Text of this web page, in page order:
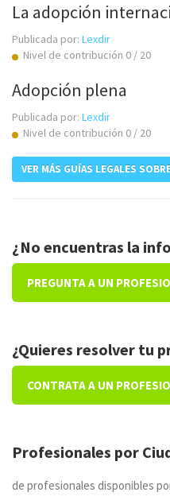
La adopción
Publicada por: Lexdir
Nivel de contribución 0 / 20
Adopción plena
Publicada por: Lexdir
Nivel de contribución 0 / 20
VER MÁS GUÍAS LEGALES
¿No encuentras la
PREGUNTA A UN
¿Quieres resolver tu
CONTRATA A UN
Profesionales por
de profesionales disponibles